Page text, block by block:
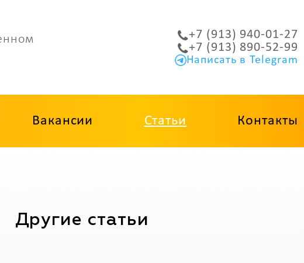
+7 (913) 940-01-27
+7 (913) 890-52-99
Написать в Telegram
Вакансии Статьи Контакты
Другие статьи